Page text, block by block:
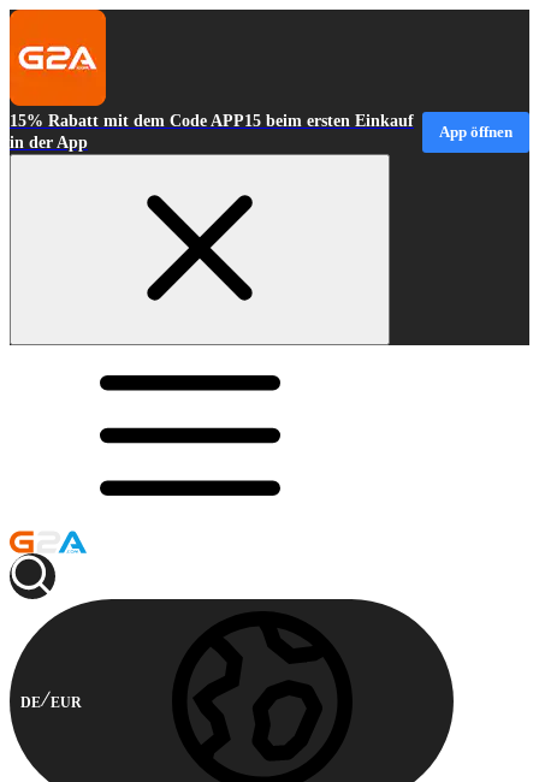
15% Rabatt mit dem Code APP15 beim ersten Einkauf
in der App
App öffnen
DE EUR